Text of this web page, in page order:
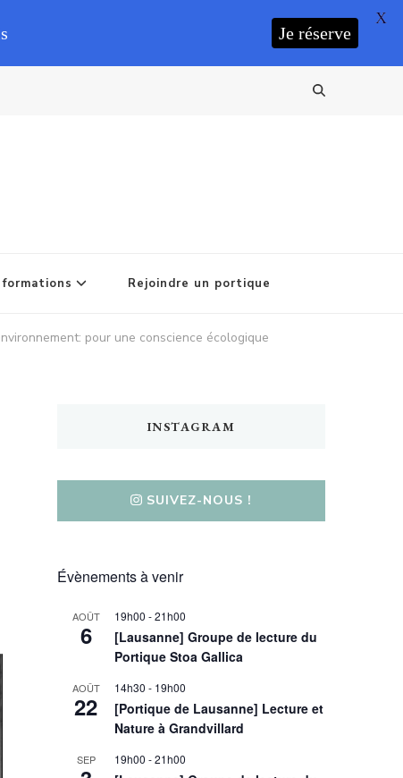
formations Rejoindre un portique
pour une conscience écologique
INSTAGRAM
SUIVEZ-NOUS !
Évènements à venir
AOÛT
6
19h00 -21h00
[Lausanne] Groupe de lecture du
Portique Stoa Gallica
AOÛT
22
14h30 - 19h00
[Portique de Lausanne] Lecture et
Nature à Grandvillard
SEP 19h00 -21h00
Je réserve
X